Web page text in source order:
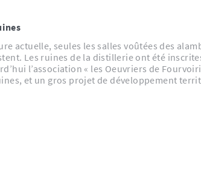
actuelle, seules les salles voûtées des
Les ruines de la distillerie ont été
l’association « les Oeuvriers de
et un gros projet de développement